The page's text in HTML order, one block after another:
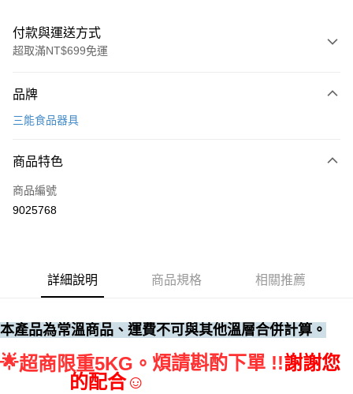
付款與運送方式
超取滿NT$699免運
信用卡一次付款
運送方式
• 付款後全家取貨
(請點開選項勾選)
每筆NT$250
品牌
三能食品器具
商品特色
商品編號
9025768
詳細說明 商品規格 相關推薦
本產品為常溫商品、運費不可與其他溫層合併計算。
🌟超商限重5KG。 煩請斟酌下單 !!謝謝您
的配合☺